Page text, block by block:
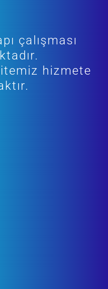
çalışması
hizmete